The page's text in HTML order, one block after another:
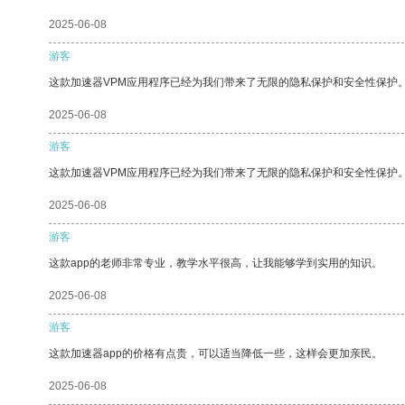
2025-06-08
游客
这款加速器VPM应用程序已经为我们带来了无限的隐私保护和安全性保护
2025-06-08
游客
这款加速器VPM应用程序已经为我们带来了无限的隐私保护和安全性保护
2025-06-08
游客
这款app的老师非常专业，教学水平很高，让我能够学到实用的知识。
2025-06-08
游客
这款加速器app的价格有点贵，可以适当降低一些，这样会更加亲民。
2025-06-08